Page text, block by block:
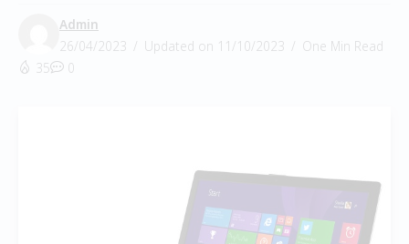
Admin
26/04/2023
Updated on 11/10/2023
One Min Read
35
0